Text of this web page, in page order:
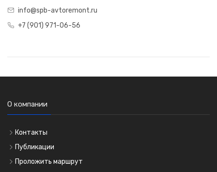
info@spb-avtoremont.ru
+7 (901) 971-06-56
О компании
Контакты
Публикации
Проложить маршрут